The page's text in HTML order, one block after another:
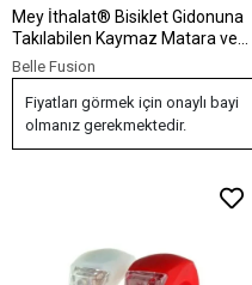
Mey İthalat® Bisiklet Gidonuna
Takılabilen Kaymaz Matara ve
Bardak Tutucu
Belle Fusion
Fiyatları görmek için onaylı bayi
olmanız gerekmektedir.